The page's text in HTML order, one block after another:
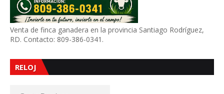
Venta de finca ganadera en la provincia Santiago Rodríguez,
RD. Contacto: 809-386-0341.
RELOJ